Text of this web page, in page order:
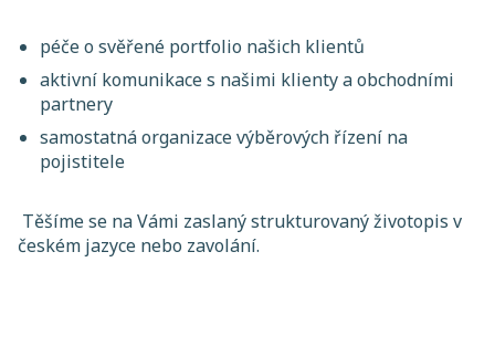
péče o svěřené portfolio našich klientů
aktivní komunikace s našimi klienty a obchodními
partnery
samostatná organizace výběrových řízení na
pojistitele
Těšíme se na Vámi zaslaný strukturovaný životopis v
českém jazyce nebo zavolání.